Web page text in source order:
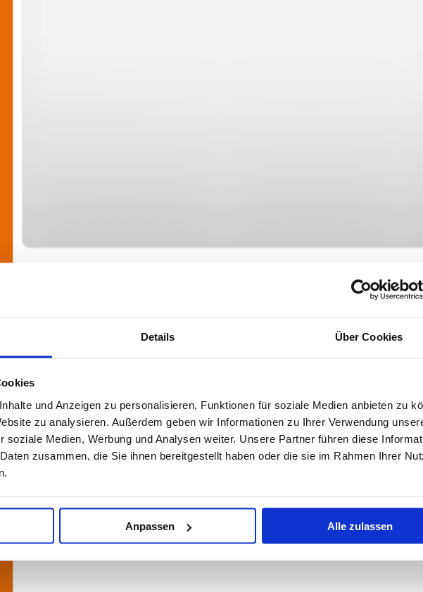
Details Über Cookies
und Anzeigen zu personalisieren, Funktionen für soziale Medien anbieten zu
zu analysieren. Außerdem geben wir Informationen zu Ihrer Verwendung
soziale Medien, Werbung und Analysen weiter. Unsere Partner führen diese
zusammen, die Sie ihnen bereitgestellt haben oder die sie im Rahmen Ihrer
Anpassen Alle zulassen